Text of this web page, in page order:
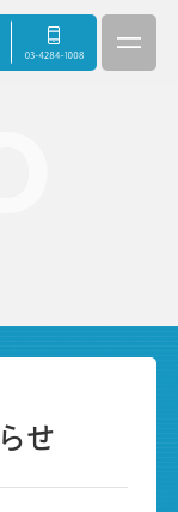
せ